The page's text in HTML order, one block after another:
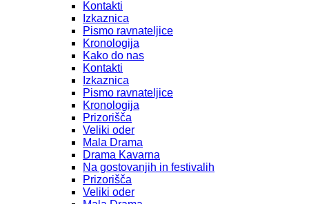
Kontakti
Izkaznica
Pismo ravnateljice
Kronologija
Kako do nas
Kontakti
Izkaznica
Pismo ravnateljice
Kronologija
Prizorišča
Veliki oder
Mala Drama
Drama Kavarna
Na gostovanjih in festivalih
Prizorišča
Veliki oder